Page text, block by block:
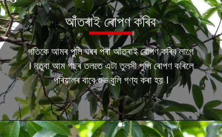
গতিকে আমৰ পুলি ঘৰৰ পৰা আঁতৰাই ৰোপণ কৰিব লাগে
। নতুবা আম গছৰ তলতে এটা তুলসী পুলি ৰোপণ কৰিলে
পৰিয়ালৰ বাবে শুভ বুলি গণ্য কৰা হয় ।
আঁতৰাই ৰোপণ কৰিব